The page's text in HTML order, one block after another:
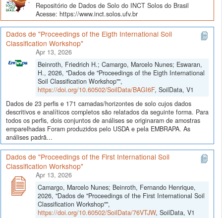
Repositório de Dados de Solo do INCT Solos do Brasil
Acesse: https://www.inct.solos.ufv.br
Dados de "Proceedings of the Eigth International Soil
Classification Workshop"
Apr 13, 2026
Beinroth, Friedrich H.; Camargo, Marcelo Nunes; Eswaran,
H., 2026, "Dados de "Proceedings of the Eigth International
Soil Classification Workshop"",
https://doi.org/10.60502/SoilData/BAGI6F, SoilData, V1
Dados de 23 perfis e 171 camadas/horizontes de solo cujos dados
descritivos e analíticos completos são relatados da seguinte forma. Para
todos os perfis, dois conjuntos de análises se originaram de amostras
emparelhadas Foram produzidos pelo USDA e pela EMBRAPA. As
análises padrã...
Dados de "Proceedings of the First International Soil
Classification Workshop"
Apr 13, 2026
Camargo, Marcelo Nunes; Beinroth, Fernando Henrique,
2026, "Dados de "Proceedings of the First International Soil
Classification Workshop"",
https://doi.org/10.60502/SoilData/76VTJW, SoilData, V1